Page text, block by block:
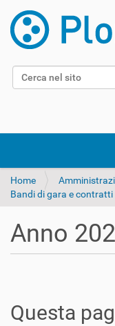
Cerca nel sito
Home
Bandi di gara e contratti
Anno
Questa